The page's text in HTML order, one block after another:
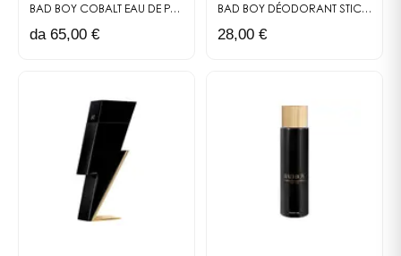
BAD BOY COBALT EAU DE PARFUM ELECTRIQUE
da 65,00 €
BAD BOY DÉODORANT STICK
28,00 €